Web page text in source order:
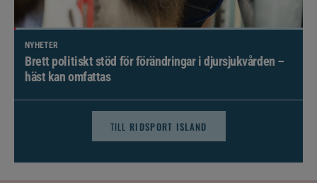
NYHETER
Brett politiskt stöd för förändringar i djursjukvården –
häst kan omfattas
TILL RIDSPORT ISLAND